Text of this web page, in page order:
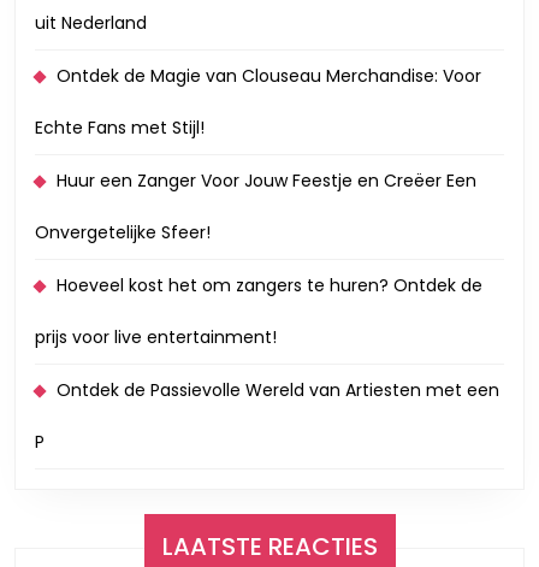
uit Nederland
Ontdek de Magie van Clouseau Merchandise: Voor
Echte Fans met Stijl!
Huur een Zanger Voor Jouw Feestje en Creëer Een
Onvergetelijke Sfeer!
Hoeveel kost het om zangers te huren? Ontdek de
prijs voor live entertainment!
Ontdek de Passievolle Wereld van Artiesten met een
P
LAATSTE REACTIES